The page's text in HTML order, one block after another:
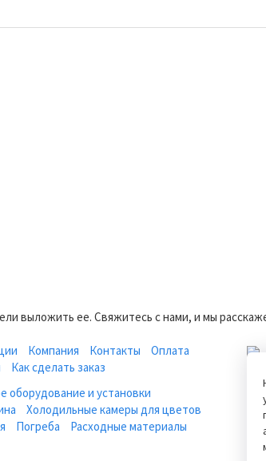
выложить ее. Свяжитесь с нами, и мы
Компания Контакты
Оплата
Как сделать заказ
оборудование и установки
Холодильные камеры для цветов
Погреба Расходные материалы